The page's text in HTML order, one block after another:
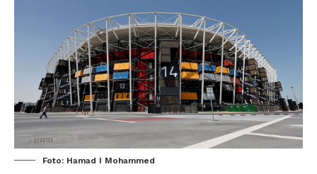
Foto: Hamad I Mohammed